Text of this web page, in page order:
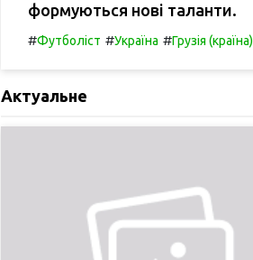
формуються нові таланти.
#Футболіст #Україна #Грузія (країна)
Актуальне